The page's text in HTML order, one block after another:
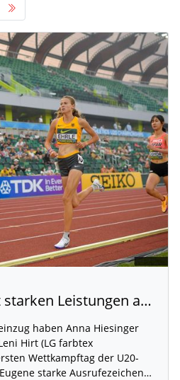
Eugene Tag 1: Mit starken Leistungen auf der WM-Bühne
haben Anna Hiesinger
Hirt (LG farbtex
Wettkampftag der U20-
starke Ausrufezeichen…